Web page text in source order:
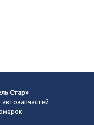
Стар»